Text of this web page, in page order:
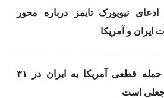
نیویورک تایمز درباره محور
ایران و آمریکا
ادعای حمله قطعی آمریکا به ایران در ۳۱
جعلی است